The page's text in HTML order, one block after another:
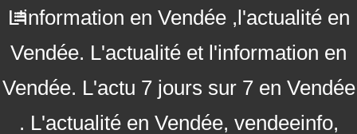
L'information en Vendée ,l'actualité en
Vendée. L'actualité et l'information en
Vendée. L'actu 7 jours sur 7 en Vendée
. L'actualité en Vendée, vendeeinfo,